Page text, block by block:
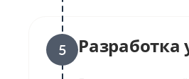
5 Разработка